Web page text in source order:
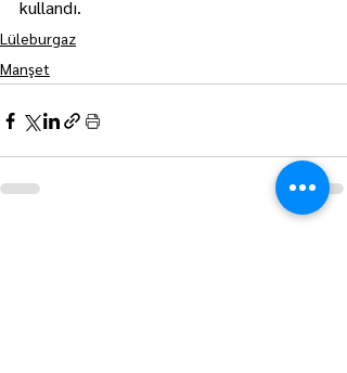
kullandı.
Lüleburgaz
Manşet